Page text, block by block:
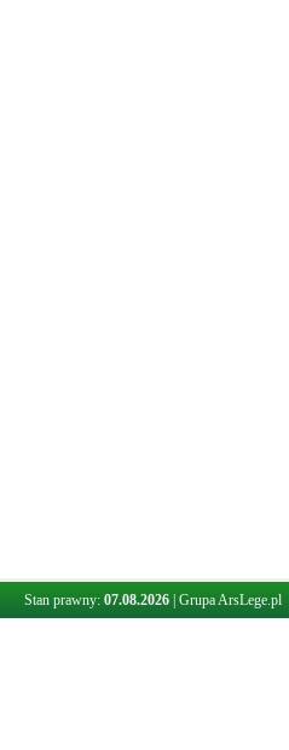
Stan prawny: 07.08.2026 Grupa ArsLege.pl